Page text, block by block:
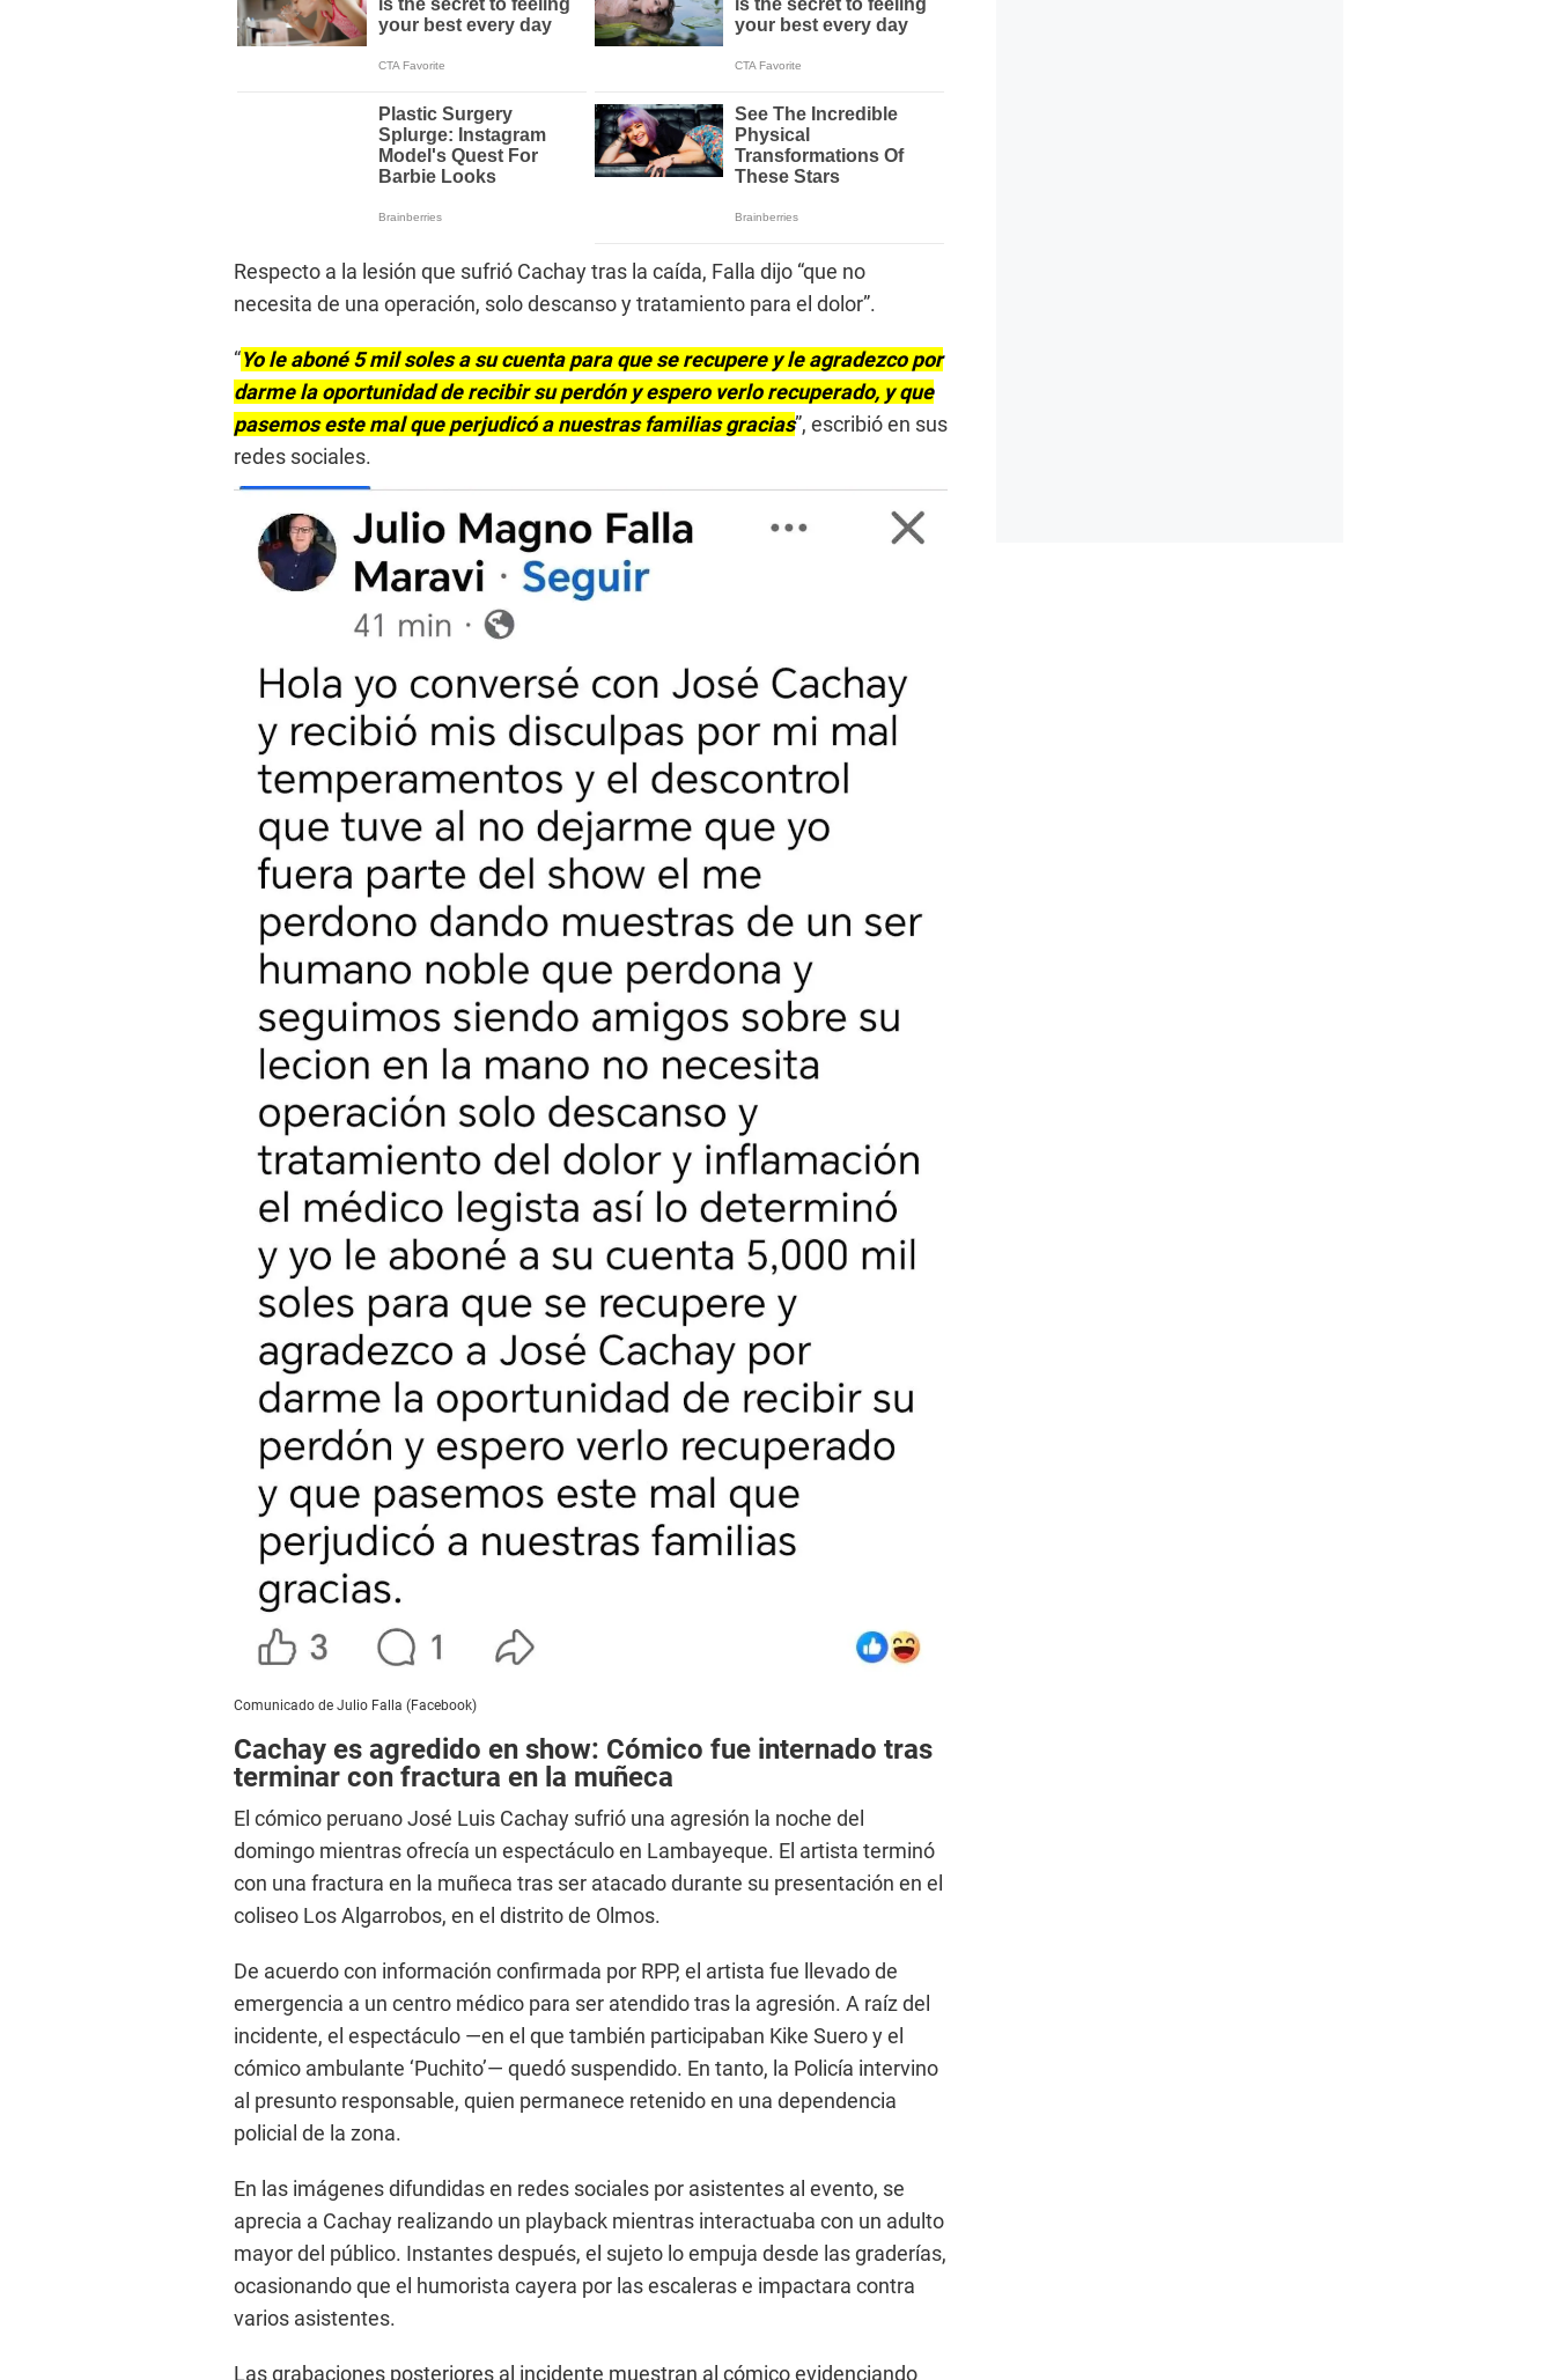
Respecto a la lesión que sufrió Cachay tras la caída, Falla dijo “que no
necesita de una operación, solo descanso y tratamiento para el dolor”.
“Yo le aboné 5 mil soles a su cuenta para que se recupere y le agradezco por
darme la oportunidad de recibir su perdón y espero verlo recuperado, y que
pasemos este mal que perjudicó a nuestras familias gracias”, escribió en sus
redes sociales.
Comunicado de Julio Falla (Facebook)
Cachay es agredido en show: Cómico fue internado tras
terminar con fractura en la muñeca
El cómico peruano José Luis Cachay sufrió una agresión la noche del
domingo mientras ofrecía un espectáculo en Lambayeque. El artista terminó
con una fractura en la muñeca tras ser atacado durante su presentación en el
coliseo Los Algarrobos, en el distrito de Olmos.
De acuerdo con información confirmada por RPP, el artista fue llevado de
emergencia a un centro médico para ser atendido tras la agresión. A raíz del
incidente, el espectáculo —en el que también participaban Kike Suero y el
cómico ambulante ‘Puchito’— quedó suspendido. En tanto, la Policía intervino
al presunto responsable, quien permanece retenido en una dependencia
policial de la zona.
En las imágenes difundidas en redes sociales por asistentes al evento, se
aprecia a Cachay realizando un playback mientras interactuaba con un adulto
mayor del público. Instantes después, el sujeto lo empuja desde las graderías,
ocasionando que el humorista cayera por las escaleras e impactara contra
varios asistentes.
Las grabaciones posteriores al incidente muestran al cómico evidenciando